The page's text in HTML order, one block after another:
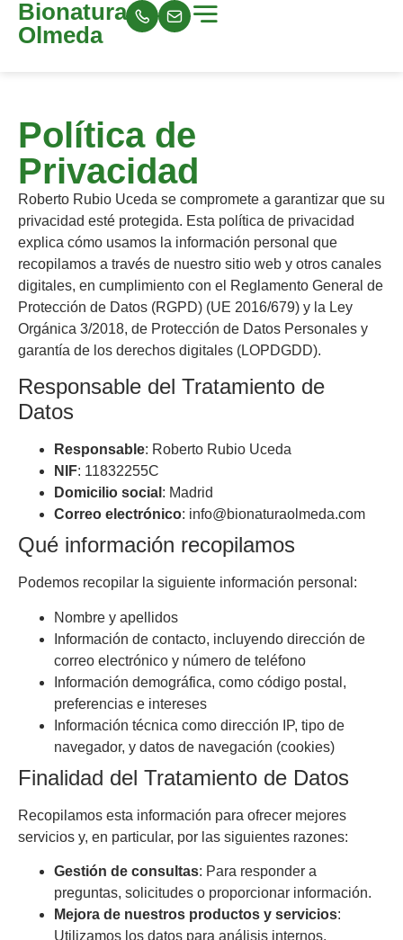
Bionatura
Olmeda
Política de
Privacidad
Roberto Rubio Uceda se compromete a garantizar que su
privacidad esté protegida. Esta política de privacidad
explica cómo usamos la información personal que
recopilamos a través de nuestro sitio web y otros canales
digitales, en cumplimiento con el Reglamento General de
Protección de Datos (RGPD) (UE 2016/679) y la Ley
Orgánica 3/2018, de Protección de Datos Personales y
garantía de los derechos digitales (LOPDGDD).
Responsable del Tratamiento de
Datos
Responsable: Roberto Rubio Uceda
NIF: 11832255C
Domicilio social : Madrid
Correo electrónico: info@bionaturaolmeda.com
Qué información recopilamos
Podemos recopilar la siguiente información personal:
Nombre y apellidos
Información de contacto, incluyendo dirección de
correo electrónico y número de teléfono
Información demográfica, como código postal,
preferencias e intereses
Información técnica como dirección IP, tipo de
navegador, y datos de navegación (cookies)
Finalidad del Tratamiento de Datos
Recopilamos esta información para ofrecer mejores
servicios y, en particular, por las siguientes razones:
Gestión de consultas: Para responder a
preguntas, solicitudes o proporcionar información.
Mejora de nuestros productos y servicios:
Utilizamos los datos para análisis internos.